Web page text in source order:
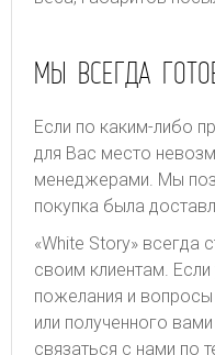
МЫ ВСЕГДА
Если по каким-либо
для Вас место
менеджерами. Мы
покупка была
«White Story» всегда
своим клиентам.
пожелания и
или полученного
связаться с нами по